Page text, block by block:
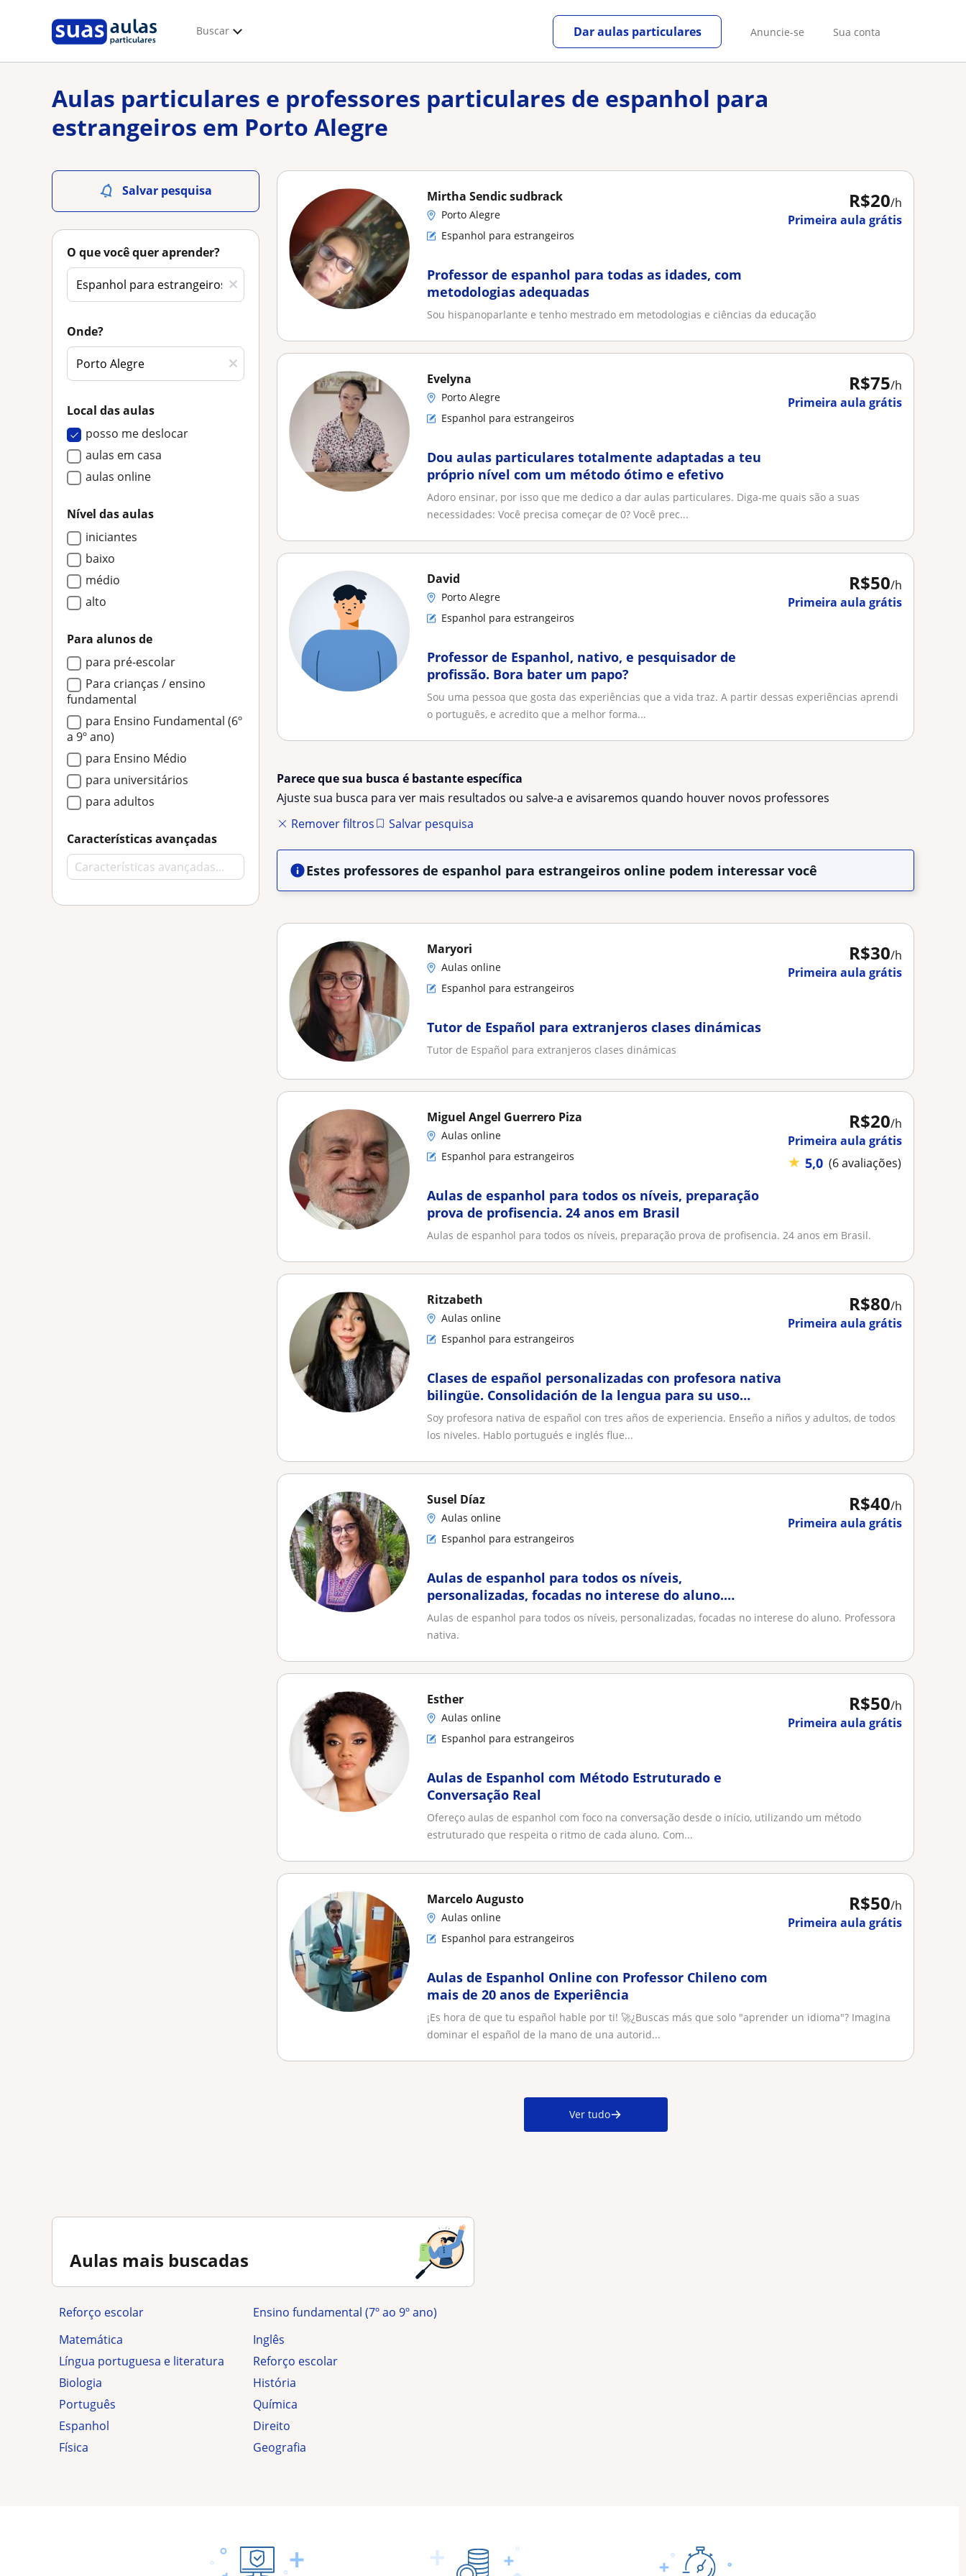
Buscar Anuncie-se Sua conta
Dar aulas particulares
Aulas particulares e professores particulares de espanhol para
estrangeiros em Porto Alegre
Salvar pesquisa
O que você quer aprender?
Onde?
Local das aulas
posso me deslocar
aulas em casa
aulas online
Nível das aulas
iniciantes
baixo
médio
alto
Para alunos de
para pré-escolar
Para crianças / ensino
fundamental
para Ensino Fundamental (6º
a 9º ano)
para Ensino Médio
para universitários
para adultos
Características avançadas
R$20/h
Primeira aula grátis
Mirtha Sendic sudbrack
Porto Alegre
Espanhol para estrangeiros
Professor de espanhol para todas as idades, com
metodologias adequadas
Sou hispanoparlante e tenho mestrado em metodologias e ciências da educação
R$75/h
Primeira aula grátis
Evelyna
Porto Alegre
Espanhol para estrangeiros
Dou aulas particulares totalmente adaptadas a teu
próprio nível com um método ótimo e efetivo
Adoro ensinar, por isso que me dedico a dar aulas particulares. Diga-me quais são a suas
necessidades: Você precisa começar de 0? Você prec...
R$50/h
Primeira aula grátis
David
Porto Alegre
Espanhol para estrangeiros
Professor de Espanhol, nativo, e pesquisador de
profissão. Bora bater um papo?
Sou uma pessoa que gosta das experiências que a vida traz. A partir dessas experiências aprendi
o português, e acredito que a melhor forma...
Parece que sua busca é bastante específica
Ajuste sua busca para ver mais resultados ou salve-a e avisaremos quando houver novos professores
Remover filtros
Salvar pesquisa
Estes professores de espanhol para estrangeiros online podem interessar você
R$30/h
Primeira aula grátis
Maryori
Aulas online
Espanhol para estrangeiros
Tutor de Español para extranjeros clases dinámicas
Tutor de Español para extranjeros clases dinámicas
R$20/h
Primeira aula grátis
★ 5,0 (6 avaliações)
Miguel Angel Guerrero Piza
Aulas online
Espanhol para estrangeiros
Aulas de espanhol para todos os níveis, preparação
prova de profisencia. 24 anos em Brasil
Aulas de espanhol para todos os níveis, preparação prova de profisencia. 24 anos em Brasil.
R$80/h
Primeira aula grátis
Ritzabeth
Aulas online
Espanhol para estrangeiros
Clases de español personalizadas con profesora nativa
bilingüe. Consolidación de la lengua para su uso
práctico
Soy profesora nativa de español con tres años de experiencia. Enseño a niños y adultos, de todos
los niveles. Hablo portugués e inglés flue...
R$40/h
Primeira aula grátis
Susel Díaz
Aulas online
Espanhol para estrangeiros
Aulas de espanhol para todos os níveis,
personalizadas, focadas no interese do aluno.
Professora nativa
Aulas de espanhol para todos os níveis, personalizadas, focadas no interese do aluno. Professora
nativa.
R$50/h
Primeira aula grátis
Esther
Aulas online
Espanhol para estrangeiros
Aulas de Espanhol com Método Estruturado e
Conversação Real
Ofereço aulas de espanhol com foco na conversação desde o início, utilizando um método
estruturado que respeita o ritmo de cada aluno. Com...
R$50/h
Primeira aula grátis
Marcelo Augusto
Aulas online
Espanhol para estrangeiros
Aulas de Espanhol Online con Professor Chileno com
mais de 20 anos de Experiência
¡Es hora de que tu español hable por ti! 🚀​¿Buscas más que solo "aprender un idioma"? Imagina
dominar el español de la mano de una autorid...
Ver tudo
Aulas mais buscadas
Reforço escolar
ensino fundamental (7º ao 9º ano)
Matemática
Inglês
Língua portuguesa e literatura
Reforço escolar
Biologia
História
Português
Química
Espanhol
Direito
Física
Geografia